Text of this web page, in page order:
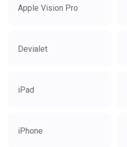
Apple Vision Pro
Devialet
iPad
iPhone